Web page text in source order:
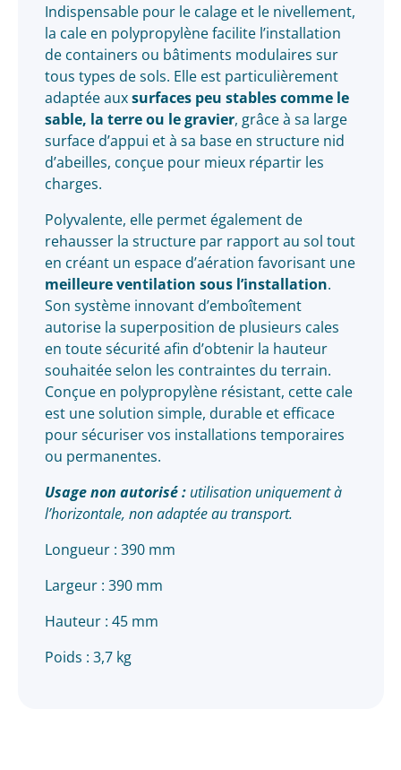
Indispensable pour le calage et le nivellement,
la cale en polypropylène facilite l’installation
de containers ou bâtiments modulaires sur
tous types de sols. Elle est particulièrement
adaptée auxsurfaces peu stables comme le
sable, la terre ou le gravier, grâce à sa large
surface d’appui et à sa base en structure nid
d’abeilles, conçue pour mieux répartir les
charges.
Polyvalente, elle permet également de
rehausser la structure par rapport au sol tout
en créant un espace d’aération favorisant une
meilleure ventilation sous l’installation.
Son système innovant d’emboîtement
autorise la superposition de plusieurs cales
en toute sécurité afin d’obtenir la hauteur
souhaitée selon les contraintes du terrain.
Conçue en polypropylène résistant, cette cale
est une solution simple, durable et efficace
pour sécuriser vos installations temporaires
ou permanentes.
Usage non autorisé :utilisation uniquement à
l’horizontale, non adaptée au transport.
Longueur : 390 mm
Largeur : 390 mm
Hauteur : 45 mm
Poids : 3,7 kg